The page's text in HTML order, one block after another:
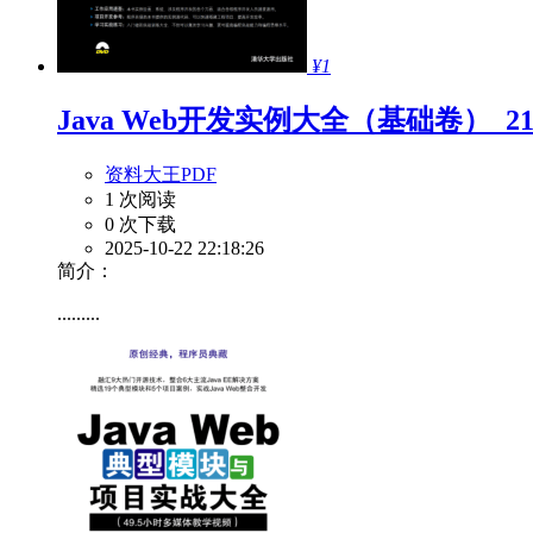
¥1
Java Web开发实例大全（基础卷）
资料大王PDF
1 次阅读
0 次下载
2025-10-22 22:18:26
简介：
.........